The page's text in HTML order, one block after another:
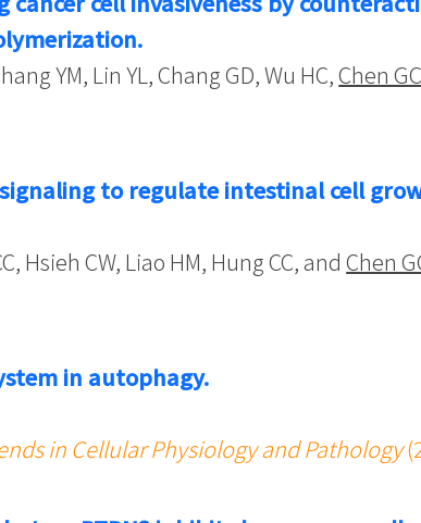
YM, Lin YL, Chang GD, Wu HC,Chen
to regulate intestinal cell
Hsieh CW, Liao HM, Hung CC, andChen
in autophagy.
in Cellular Physiology and Pathology